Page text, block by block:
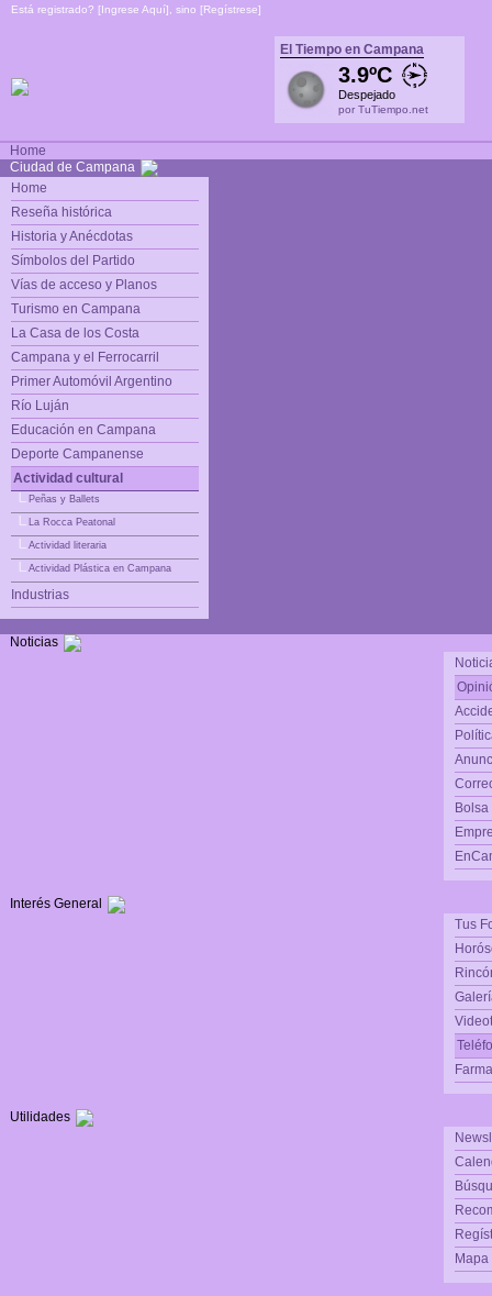
Está registrado? [Ingrese Aquí], sino [Regístrese]
El Tiempo en Campana
3.9ºC
Despejado
por TuTiempo.net
Home
Ciudad de Campana
Home
Reseña histórica
Historia y Anécdotas
Símbolos del Partido
Vías de acceso y Planos
Turismo en Campana
La Casa de los Costa
Campana y el Ferrocarril
Primer Automóvil Argentino
Río Luján
Educación en Campana
Deporte Campanense
Actividad cultural
Peñas y Ballets
La Rocca Peatonal
Actividad literaria
Actividad Plástica en Campana
Industrias
Noticias
Interés General
Tus
Utilidades